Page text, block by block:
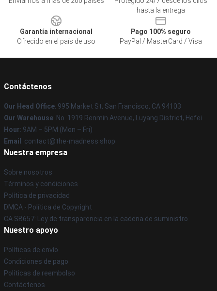
hasta la entrega
Garantía internacional
Ofrecido en el país de uso
Pago 100% seguro
PayPal / MasterCard / Visa
Contáctenos
Our Head Office: 995 Market St, San Francisco, CA 94103
Our Warehouse: No. 1919 Renmin Avenue, Luyang District, Hefei
Hour: 9AM – 5PM (Mon – Fri)
Email : contact@the-madness.shop
Nuestra empresa
Sobre nosotros
Términos y condiciones
Política de privacidad
DMCA - Política de Copyright
CA SB657: Ley de transparencia en la cadena de suministro
Nuestro apoyo
Políticas de envío
Condiciones de pago
Políticas de reembolso
Contáctenos